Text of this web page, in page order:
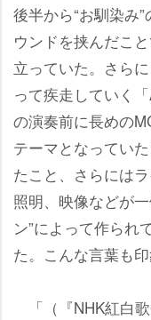
後半から“お馴染み
ウンドを挟んだこ
立っていた。さら
って疾走していく
の演奏前に長めの
テーマとなってい
たこと、さらには
照明、映像などが
ン”によって作られ
た。こんな言葉も印
「（『NHK紅白